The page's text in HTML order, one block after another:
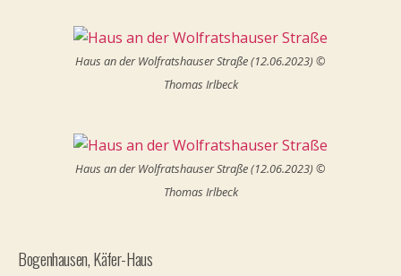
Haus an der Wolfratshauser Straße (12.06.2023) ©
Thomas Irlbeck
Haus an der Wolfratshauser Straße (12.06.2023) ©
Thomas Irlbeck
Bogenhausen, Käfer-Haus